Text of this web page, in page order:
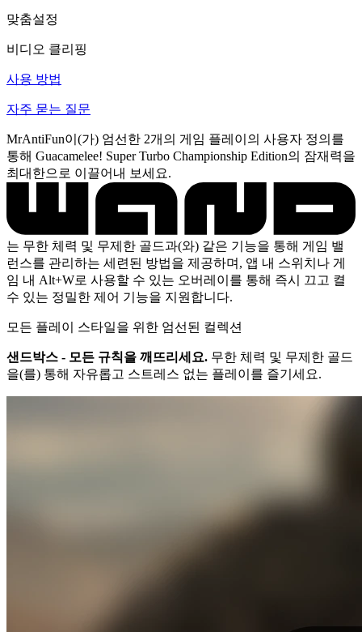
맞춤설정
비디오 클리핑
사용 방법
자주 묻는 질문
MrAntiFun이(가) 엄선한 2개의 게임 플레이의 사용자 정의를
통해 Guacamelee! Super Turbo Championship Edition의 잠재력을
최대한으로 이끌어내 보세요.
는 무한 체력 및 무제한 골드과(와) 같은 기능을 통해 게임 밸
런스를 관리하는 세련된 방법을 제공하며, 앱 내 스위치나 게
임 내 Alt+W로 사용할 수 있는 오버레이를 통해 즉시 끄고 켤
수 있는 정밀한 제어 기능을 지원합니다.
모든 플레이 스타일을 위한 엄선된 컬렉션
샌드박스 - 모든 규칙을 깨뜨리세요. 무한 체력 및 무제한 골드
을(를) 통해 자유롭고 스트레스 없는 플레이를 즐기세요.